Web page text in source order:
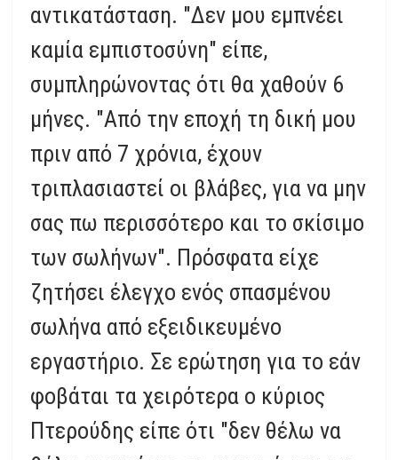
αντικατάσταση. "Δεν μου εμπνέει
καμία εμπιστοσύνη" είπε,
συμπληρώνοντας ότι θα χαθούν 6
μήνες. "Από την εποχή τη δική μου
πριν από 7 χρόνια, έχουν
τριπλασιαστεί οι βλάβες, για να μην
σας πω περισσότερο και το σκίσιμο
των σωλήνων". Πρόσφατα είχε
ζητήσει έλεγχο ενός σπασμένου
σωλήνα από εξειδικευμένο
εργαστήριο. Σε ερώτηση για το εάν
φοβάται τα χειρότερα ο κύριος
Πτερούδης είπε ότι "δεν θέλω να